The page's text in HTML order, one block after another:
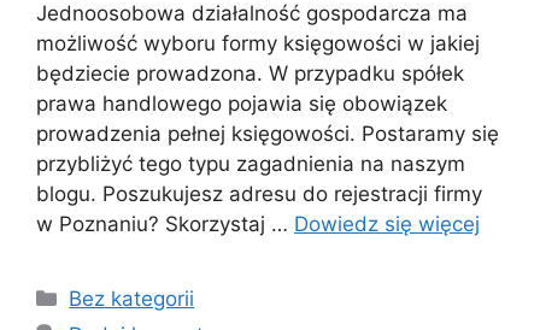
Jednoosobowa działalność gospodarcza ma
możliwość wyboru formy księgowości w jakiej
będziecie prowadzona. W przypadku spółek
prawa handlowego pojawia się obowiązek
prowadzenia pełnej księgowości. Postaramy się
przybliżyć tego typu zagadnienia na naszym
blogu. Poszukujesz adresu do rejestracji firmy
w Poznaniu? Skorzystaj … Dowiedz się więcej
Kategorie
Bez kategorii